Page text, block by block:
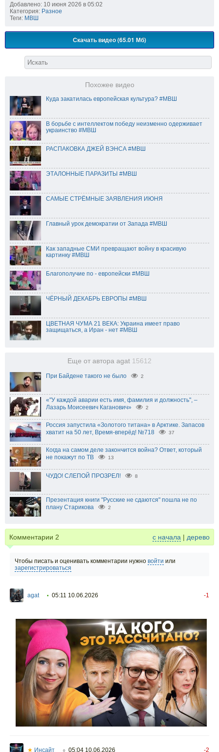
Добавлено: 10 июня 2026 в 05:02
Категория: Разное
Теги: МВШ
Скачать видео (65.01 Мб)
Похожее видео
Куда закатилась европейская культура? #МВШ
В борьбе с интеллектом победу неизменно одерживает
украинство #МВШ
РАСПАКОВКА ДЖЕЙ ВЭНСА #МВШ
ЭТАЛОННЫЕ ПАРАЗИТЫ #МВШ
САМЫЕ СТРЁМНЫЕ ЗАЯВЛЕНИЯ ИЮНЯ
Главный урок демократии от Запада #МВШ
Как западные СМИ превращают войну в красивую
картинку #МВШ
Благополучие по - европейски #МВШ
ЧЁРНЫЙ ДЕКАБРЬ ЕВРОПЫ #МВШ
ЦВЕТНАЯ ЧУМА 21 ВЕКА: Украина имеет право
защищаться, а Иран - нет #МВШ
Еще от автора agat 15612
При Байдене такого не было 2
«"У каждой аварии есть имя, фамилия и должность", –
Лазарь Моисеевич Каганович»
2
Россия запустила «Золотого титана» в Арктике. Запасов
хватит на 50 лет, Время-вперёд! №718
37
Когда на самом деле закончится война? Ответ, который
не покажут по ТВ
13
ЧУДО! СЛЕПОЙ ПРОЗРЕЛ! 8
Презентация книги "Русские не сдаются" пошла не по
плану Старикова
2
Комментарии 2 с начала | дерево
Чтобы писать и оценивать комментарии нужно войти или
зарегистрироваться
agat • 05:11 10.06.2026 -1
★ Инсайт ○ 05:04 10.06.2026 -2